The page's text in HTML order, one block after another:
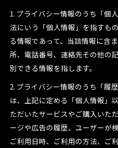
1. プライバシー情報のうち「個
法にいう「個人情報」を指すも
る情報であって、当該情報に含
所、電話番号、連絡先その他の
別できる情報を指します。
2. プライバシー情報のうち「履
は、上記に定める「個人情報」
ただいたサービスやご購入いた
ージや広告の履歴、ユーザーが
ご利用日時、ご利用の方法、ご